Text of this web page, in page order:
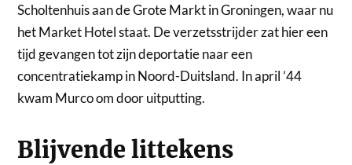
Scholtenhuis aan de Grote Markt in Groningen, waar nu
het Market Hotel staat. De verzetsstrijder zat hier een
tijd gevangen tot zijn deportatie naar een
concentratiekamp in Noord-Duitsland. In april ’44
kwam Murco om door uitputting.
Blijvende littekens